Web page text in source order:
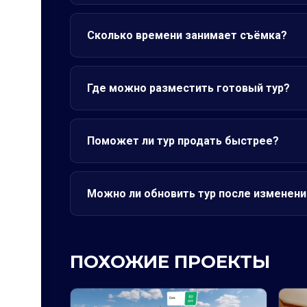
Сколько времени занимает съёмка?
Где можно разместить готовый тур?
Поможет ли тур продать быстрее?
Можно ли обновить тур после
ПОХОЖИЕ ПРОЕКТЫ